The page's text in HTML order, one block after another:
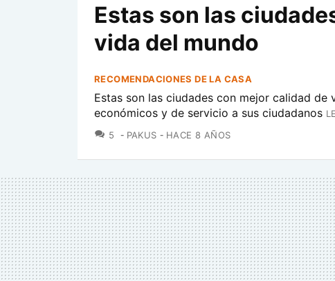
Estas son las
vida del mundo
RECOMENDACIONES DE LA CASA
Estas son las ciudades con mejor calidad
económicos y de servicio a sus ciudadanos
5
COMENTARIOS
PAKUS HACE 8 AÑOS